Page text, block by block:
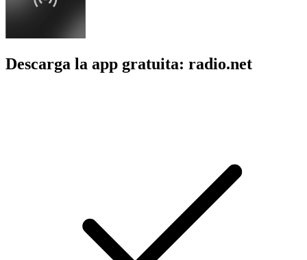
Descarga la app gratuita: radio.net